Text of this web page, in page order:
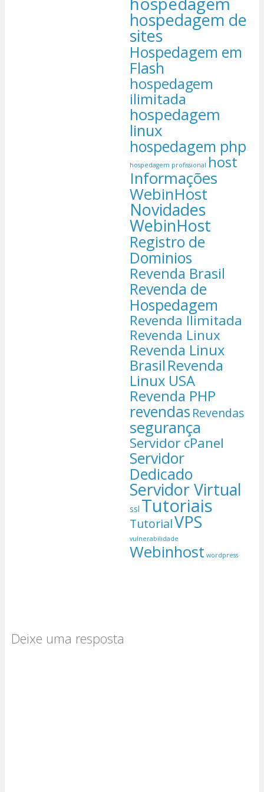
hospedagem de
sites
Hospedagem em
Flash
hospedagem
ilimitada
hospedagem
linux
hospedagem php
hospedagem profissional host
Informações
WebinHost
Novidades
WebinHost
Registro de
Dominios
Revenda Brasil
Revenda de
Hospedagem
Revenda Ilimitada
Revenda Linux
Revenda Linux
Brasil Revenda
Linux USA
Revenda PHP
revendas Revendas
segurança
Servidor cPanel
Servidor
Dedicado
Servidor Virtual
ssl Tutoriais
TutorialVPS
vulnerabilidade
Webinhost wordpress
Deixe uma resposta